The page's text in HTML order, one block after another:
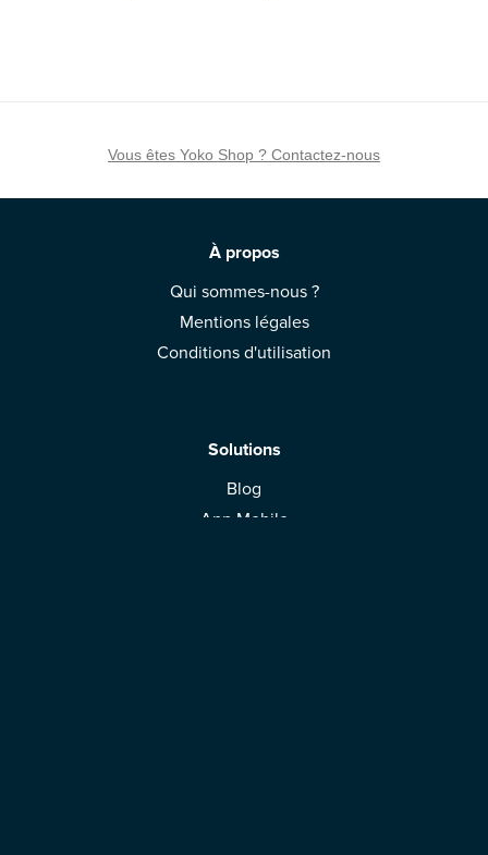
Vous êtes Yoko Shop ? Contactez-nous
À propos
Qui sommes-nous ?
Mentions légales
Conditions d'utilisation
Solutions
Blog
App Mobile